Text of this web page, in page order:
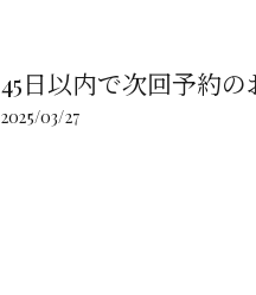
45日以内で次回予約の
2025/03/27